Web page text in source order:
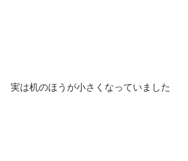
実は机のほうが小さくなっていました